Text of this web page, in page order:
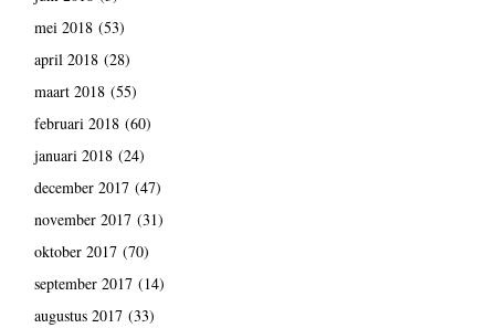
mei 2018(53)
april 2018(28)
maart 2018(55)
februari 2018(60)
januari 2018(24)
december 2017(47)
november 2017(31)
oktober 2017(70)
september 2017(14)
augustus 2017(33)